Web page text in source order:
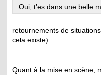
Oui, t’es dans une belle
retournements de
cela existe).
Quant à la mise en scène,